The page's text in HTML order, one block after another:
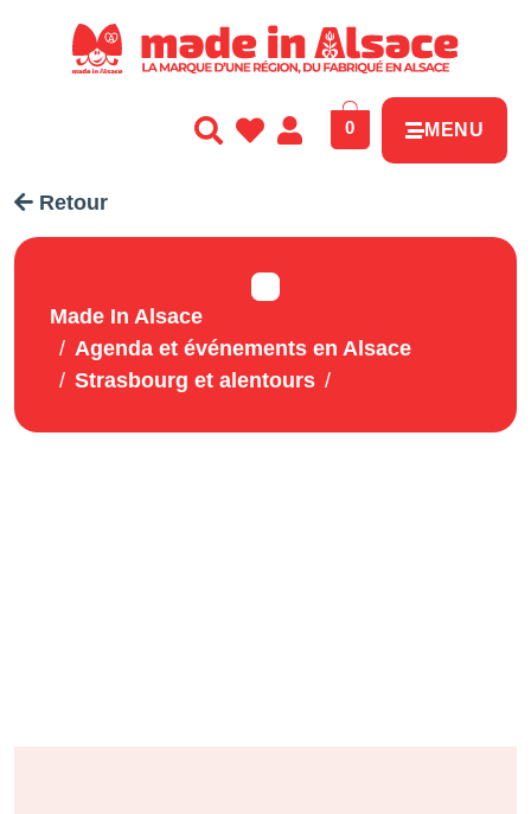
0 MENU
Retour
Made In Alsace
Agenda et événements en Alsace
Strasbourg et alentours